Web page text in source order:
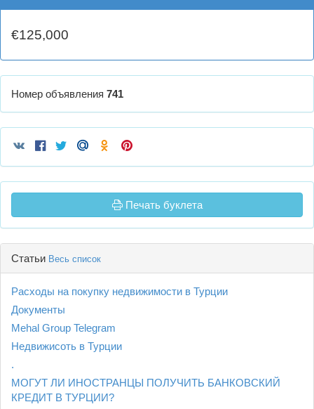
€125,000
Номер объявления 741
Печать буклета
Статьи Весь список
Расходы на покупку недвижимости в Турции
Документы
Mehal Group Telegram
Недвижисоть в Турции
.
МОГУТ ЛИ ИНОСТРАНЦЫ ПОЛУЧИТЬ БАНКОВСКИЙ
КРЕДИТ В ТУРЦИИ?